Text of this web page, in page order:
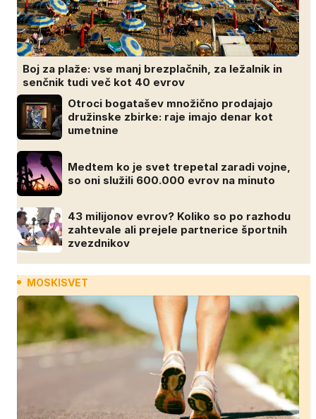
Boj za plaže: vse manj brezplačnih, za ležalnik in
senčnik tudi več kot 40 evrov
Otroci bogatašev množično prodajajo
družinske zbirke: raje imajo denar kot
umetnine
Medtem ko je svet trepetal zaradi vojne,
so oni služili 600.000 evrov na minuto
43 milijonov evrov? Koliko so po razhodu
zahtevale ali prejele partnerice športnih
zvezdnikov
MOSKISVET